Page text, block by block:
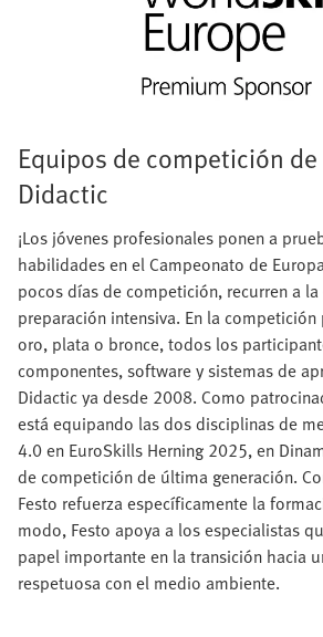
Equipos de competición de
Didactic
¡Los jóvenes profesionales ponen a
habilidades en el Campeonato de
pocos días de competición, recurren a
preparación intensiva. En la
oro, plata o bronce, todos los
componentes, software y sistemas de
Didactic ya desde 2008. Como
está equipando las dos disciplinas de
4.0 en EuroSkills Herning 2025, en
de competición de última generación.
Festo refuerza específicamente la
modo, Festo apoya a los especialistas
papel importante en la transición hacia
respetuosa con el medio ambiente.